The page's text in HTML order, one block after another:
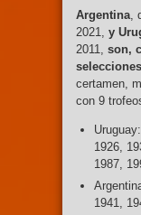
Argentina,
2021, y
2011, son,
certamen,
con 9
1926,
1987,
1941,